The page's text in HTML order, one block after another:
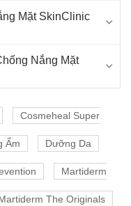
Mặt SkinClinic
Nắng Mặt
Cosmeheal Super
Ẩm Dưỡng Da
Martiderm
The Originals